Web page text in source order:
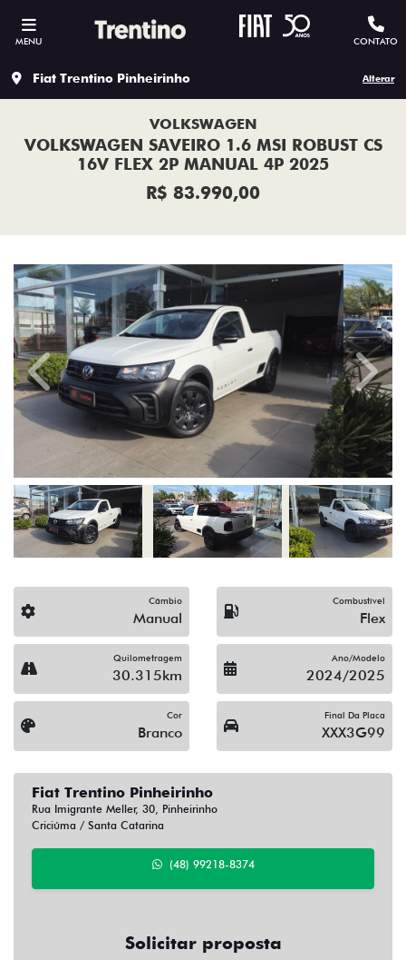
MENU CONTATO
Fiat Trentino Pinheirinho Alterar
VOLKSWAGEN
VOLKSWAGEN SAVEIRO 1.6 MSI ROBUST CS
16V FLEX 2P MANUAL 4P 2025
R$ 83.990,00
Previous Next
Câmbio
Manual
Combustível
Flex
Quilometragem
30.315km
Ano/Modelo
2024/2025
Cor
Branco
Final Da Placa
XXX3G99
Fiat Trentino Pinheirinho
Rua Imigrante Meller, 30, Pinheirinho
Criciúma / Santa Catarina
(48) 99218-8374
Solicitar proposta